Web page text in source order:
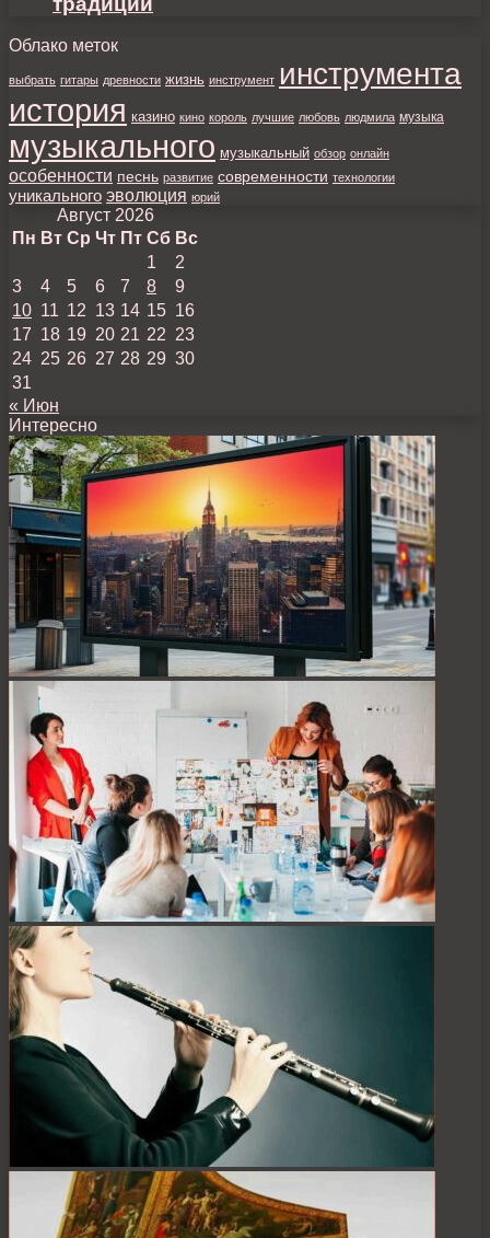
Облако меток
выбрать гитары древности жизнь инструмент инструмента
история казино кино король лучшие любовь людмила музыка
музыкального музыкальный обзор онлайн
особенности песнь развитие современности технологии
уникального эволюция юрий
Август 2026
Пн Вт Ср Чт Пт Сб Вс
1
2
3
4 5 6 7 8
9
10 11 12 13 14 15 16
17 18 19 20 21 22 23
24 25 26 27 28 29 30
31
« Июн
Интересно